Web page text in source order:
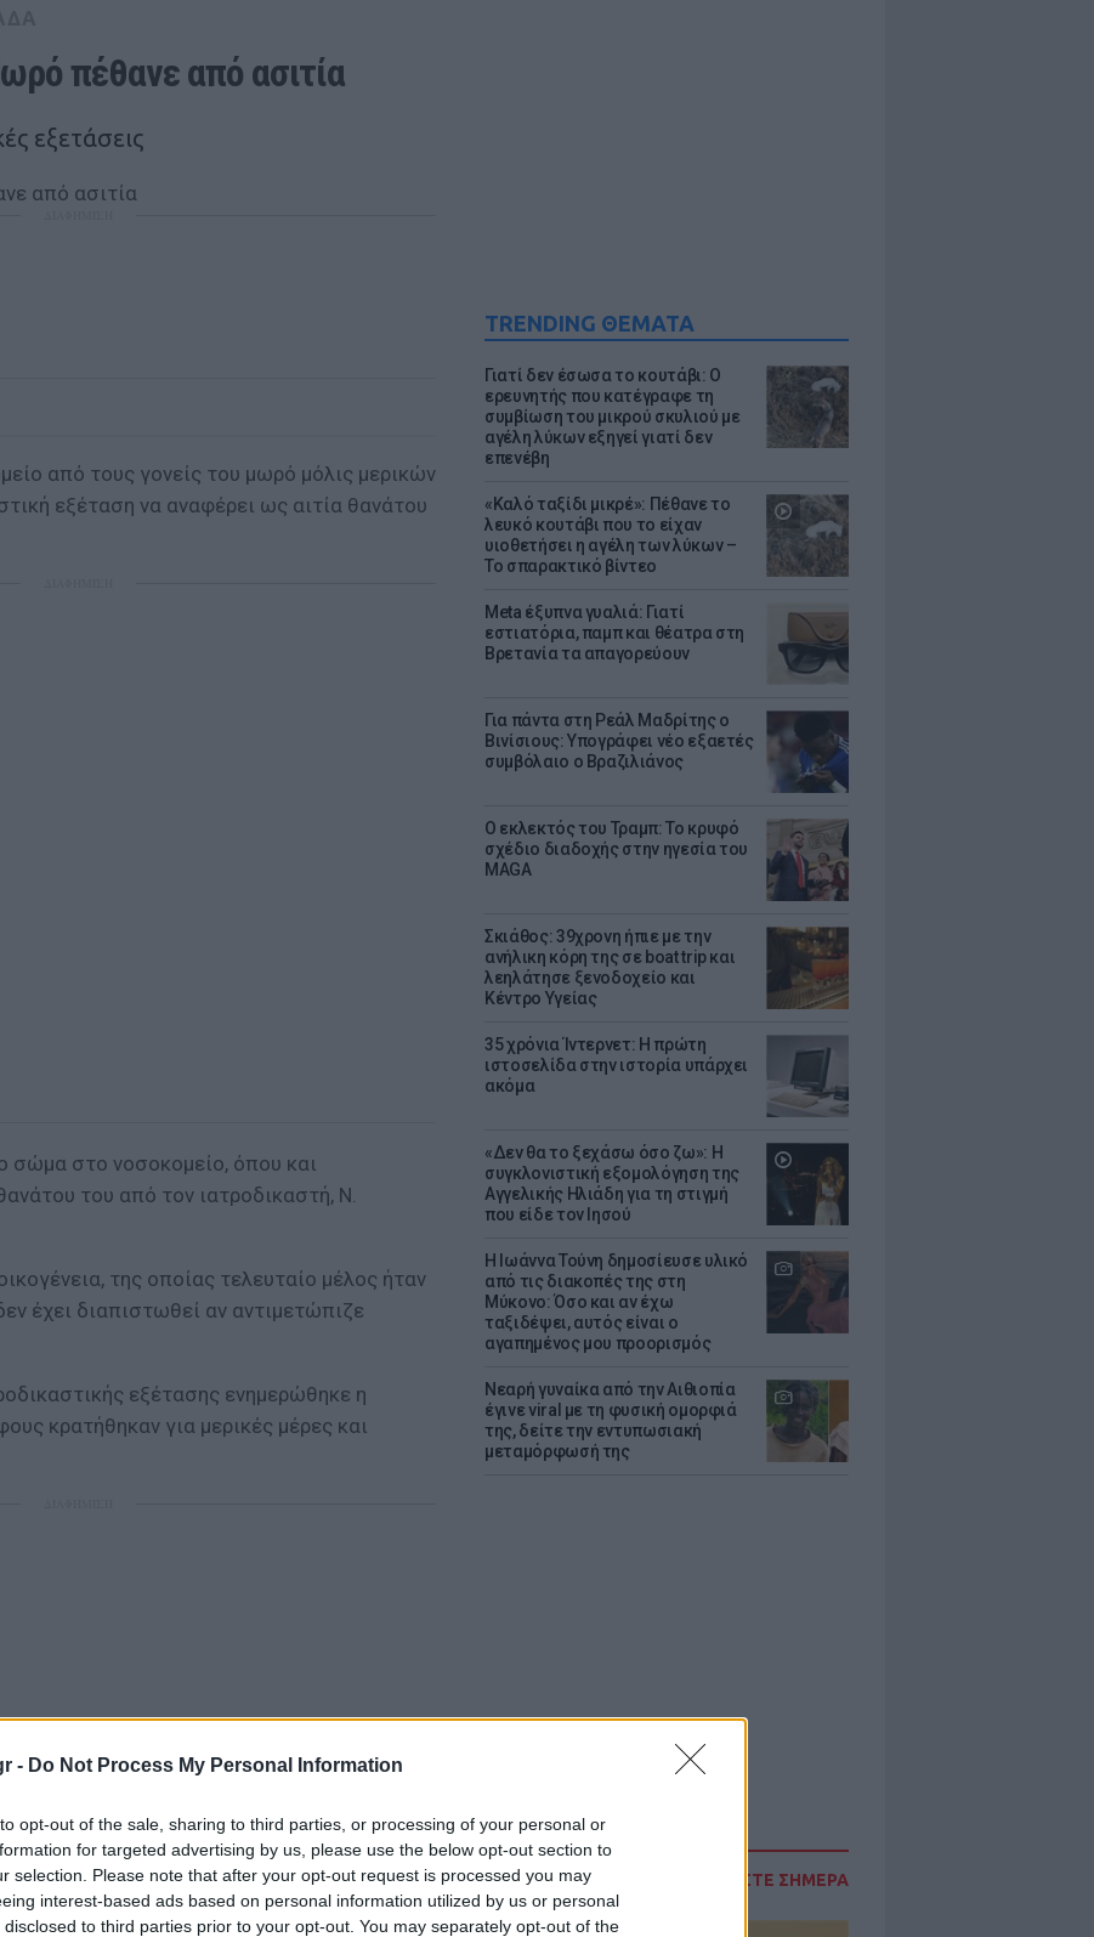
- Do Not Process My Personal Information
opt-out of the sale, sharing to third parties, or processing of your personal or
for targeted advertising by us, please use the below opt-out section to
selection. Please note that after your opt-out request is processed you may
interest-based ads based on personal information utilized by us or personal
disclosed to third parties prior to your opt-out. You may separately opt-out of the
TRENDING ΘΕΜΑΤΑ
Γιατί δεν έσωσα το κουτάβι: Ο
ερευνητής που κατέγραφε τη
συμβίωση του μικρού σκυλιού με
αγέλη λύκων εξηγεί γιατί δεν
επενέβη
«Καλό ταξίδι μικρέ»: Πέθανε το
λευκό κουτάβι που το είχαν
υιοθετήσει η αγέλη των λύκων –
Το σπαρακτικό βίντεο
Meta έξυπνα γυαλιά: Γιατί
εστιατόρια, παμπ και θέατρα στη
Βρετανία τα απαγορεύουν
Για πάντα στη Ρεάλ Μαδρίτης ο
Βινίσιους: Υπογράφει νέο εξαετές
συμβόλαιο ο Βραζιλιάνος
Ο εκλεκτός του Τραμπ: Το κρυφό
σχέδιο διαδοχής στην ηγεσία του
MAGA
Σκιάθος: 39χρονη ήπιε με την
ανήλικη κόρη της σε boat trip και
λεηλάτησε ξενοδοχείο και
Κέντρο Υγείας
35 χρόνια Ίντερνετ: Η πρώτη
ιστοσελίδα στην ιστορία υπάρχει
ακόμα
«Δεν θα το ξεχάσω όσο ζω»: Η
συγκλονιστική εξομολόγηση της
Αγγελικής Ηλιάδη για τη στιγμή
που είδε τον Ιησού
Η Ιωάννα Τούνη δημοσίευσε υλικό
από τις διακοπές της στη
Μύκονο: Όσο και αν έχω
ταξιδέψει, αυτός είναι ο
αγαπημένος μου προορισμός
Νεαρή γυναίκα από την Αιθιοπία
έγινε viral με τη φυσική ομορφιά
της, δείτε την εντυπωσιακή
μεταμόρφωσή της
ΔΙΑΒΑΣΤΕ ΣΗΜΕΡΑ
πέθανε από ασιτία
εξετάσεις
από τους γονείς του μωρό μόλις μερικών
εξέταση να αναφέρει ως αιτία θανάτου
σώμα στο νοσοκομείο, όπου και
του από τον ιατροδικαστή, Ν.
της οποίας τελευταίο μέλος ήταν
έχει διαπιστωθεί αν αντιμετώπιζε
εξέτασης ενημερώθηκε η
κρατήθηκαν για μερικές μέρες και